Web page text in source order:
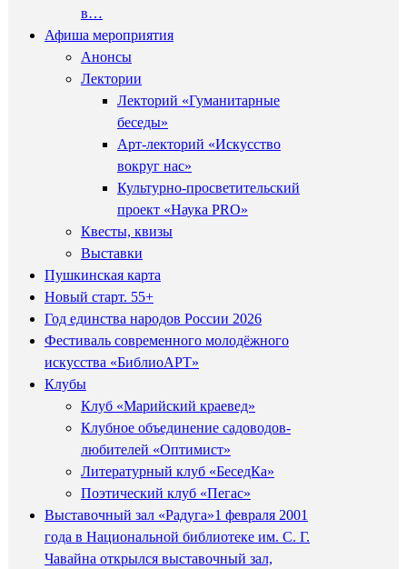
в…
Афиша мероприятия
Анонсы
Лектории
Лекторий «Гуманитарные
беседы»
Арт-лекторий «Искусство
вокруг нас»
Культурно-просветительский
проект «Наука PRO»
Квесты, квизы
Выставки
Пушкинская карта
Новый старт. 55+
Год единства народов России 2026
Фестиваль современного молодёжного
искусства «БиблиоАРТ»
Клубы
Клуб «Марийский краевед»
Клубное объединение садоводов-
любителей «Оптимист»
Литературный клуб «БеседКа»
Поэтический клуб «Пегас»
Выставочный зал «Радуга»1 февраля 2001
года в Национальной библиотеке им. С. Г.
Чавайна открылся выставочный зал,